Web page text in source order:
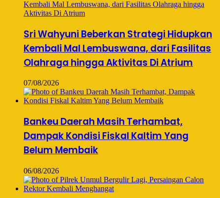
Sri Wahyuni Beberkan Strategi Hidupkan
Kembali Mal Lembuswana, dari Fasilitas
Olahraga hingga Aktivitas Di Atrium
07/08/2026
Bankeu Daerah Masih Terhambat,
Dampak Kondisi Fiskal Kaltim Yang
Belum Membaik
06/08/2026